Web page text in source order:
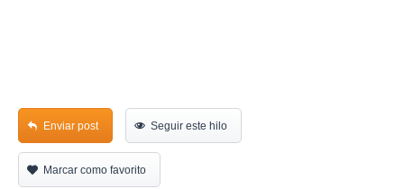
Enviar post Seguir este hilo
Marcar como favorito